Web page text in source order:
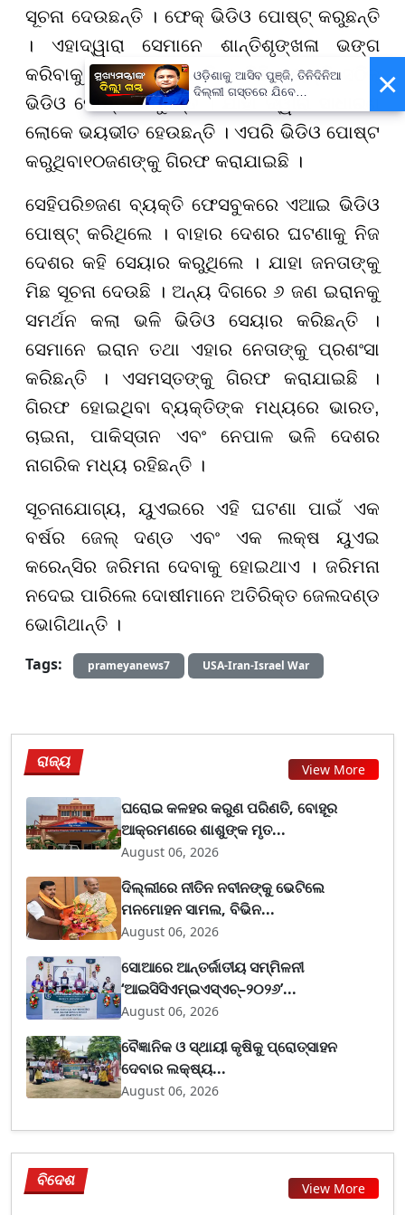
ସୂଚନା ଦେଉଛନ୍ତି । ଫେକ୍ ଭିଡିଓ ପୋଷ୍ଟ୍ କରୁଛନ୍ତି
। ଏହାଦ୍ୱାରା ସେମାନେ ଶାନ୍ତିଶୃଙ୍ଖଳା ଭଙ୍ଗ
କରିବାକୁ ଚେଷ୍ଟା କରୁଛନ୍ତି । କିଛି ବ୍ୟକ୍ତି ସଠିକ୍
ଭିଡିଓ ପୋଷ୍ଟ କରୁଛନ୍ତି । ଯାହା ଦ୍ୱାରା ସାଧାରଣ
ଲୋକେ ଭୟଭୀତ ହେଉଛନ୍ତି । ଏପରି ଭିଡିଓ ପୋଷ୍ଟ
କରୁଥିବା୧୦ଜଣଙ୍କୁ ଗିରଫ କରାଯାଇଛି ।
ସେହିପରି୭ଜଣ ବ୍ୟକ୍ତି ଫେସବୁକରେ ଏଆଇ ଭିଡିଓ
ପୋଷ୍ଟ୍ କରିଥିଲେ । ବାହାର ଦେଶର ଘଟଣାକୁ ନିଜ
ଦେଶର କହି ସେୟାର କରୁଥିଲେ । ଯାହା ଜନତାଙ୍କୁ
ମିଛ ସୂଚନା ଦେଉଛି । ଅନ୍ୟ ଦିଗରେ ୬ ଜଣ ଇରାନକୁ
ସମର୍ଥନ କଲା ଭଳି ଭିଡିଓ ସେୟାର କରିଛନ୍ତି ।
ସେମାନେ ଇରାନ ତଥା ଏହାର ନେତାଙ୍କୁ ପ୍ରଶଂସା
କରିଛନ୍ତି । ଏସମସ୍ତଙ୍କୁ ଗିରଫ କରାଯାଇଛି ।
ଗିରଫ ହୋଇଥିବା ବ୍ୟକ୍ତିଙ୍କ ମଧ୍ୟରେ ଭାରତ,
ଚାଇନା, ପାକିସ୍ତାନ ଏବଂ ନେପାଳ ଭଳି ଦେଶର
ନାଗରିକ ମଧ୍ୟ ରହିଛନ୍ତି ।
ସୂଚନାଯୋଗ୍ୟ, ୟୁଏଇରେ ଏହି ଘଟଣା ପାଇଁ ଏକ
ବର୍ଷର ଜେଲ୍ ଦଣ୍ଡ ଏବଂ ଏକ ଲକ୍ଷ ୟୁଏଇ
କରେନ୍ସିର ଜରିମନା ଦେବାକୁ ହୋଇଥାଏ । ଜରିମନା
ନଦେଇ ପାରିଲେ ଦୋଷୀମାନେ ଅତିରିକ୍ତ ଜେଲଦଣ୍ଡ
ଭୋଗିଥାନ୍ତି ।
Tags:
prameyanews7 USA-Iran-Israel War
ରାଜ୍ୟ View More
ଘରୋଇ କଳହର କରୁଣ ପରିଣତି, ବୋହୂର
ଆକ୍ରମଣରେ ଶାଶୁଙ୍କ ମୃତ...
August 06, 2026
ଦିଲ୍ଲୀରେ ନୀତିନ ନବୀନଙ୍କୁ ଭେଟିଲେ
ମନମୋହନ ସାମଲ, ବିଭିନ...
August 06, 2026
ସୋଆରେ ଆନ୍ତର୍ଜାତୀୟ ସମ୍ମିଳନୀ
‘ଆଇସିସିଏମ୍ଇଏସ୍ଏଚ୍–୨୦୨୬’...
August 06, 2026
ବୈଜ୍ଞାନିକ ଓ ସ୍ଥାୟୀ କୃଷିକୁ ପ୍ରୋତ୍ସାହନ
ଦେବାର ଲକ୍ଷ୍ୟ...
August 06, 2026
ବିଦେଶ View More
×
ଓଡ଼ିଶାକୁ ଆସିବ ପୁଞ୍ଜି, ତିନିଦିନିଆ
ଦିଲ୍ଲୀ ଗସ୍ତରେ ଯିବେ
ମୁଖ୍ୟମନ୍ତ୍ରୀ ମୋହନ ମାଝୀ